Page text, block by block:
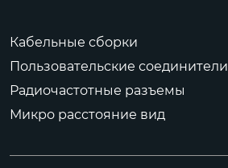
Кабельные сборки
Пользовательские соединители
Радиочастотные разъемы
Микро расстояние вид